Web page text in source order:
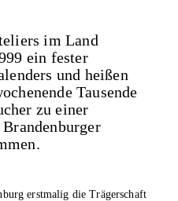
im Land
ein fester
und heißen
Tausende
zu einer
erstmalig die Trägerschaft